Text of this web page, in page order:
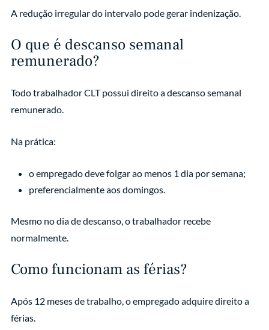
A redução irregular do intervalo pode gerar indenização.
O que é descanso semanal
remunerado?
Todo trabalhador CLT possui direito a descanso semanal
remunerado.
Na prática:
o empregado deve folgar ao menos 1 dia por semana;
preferencialmente aos domingos.
Mesmo no dia de descanso, o trabalhador recebe
normalmente.
Como funcionam as férias?
Após 12 meses de trabalho, o empregado adquire direito a
férias.